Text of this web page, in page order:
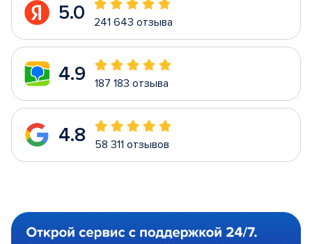
5.0 241 643 отзыва
4.9 187 183 отзыва
4.8 58 311 отзывов